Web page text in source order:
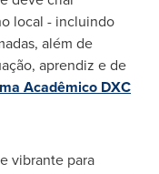
local - incluindo
além de
aprendiz e de
Acadêmico DXC
vibrante para